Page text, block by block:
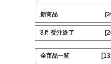
新商品
8月 受注終了
全商品一覧